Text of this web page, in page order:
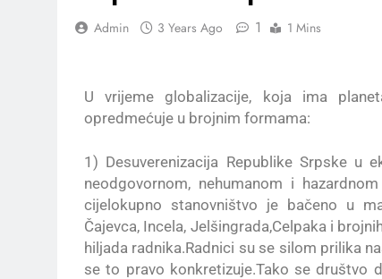
Admin 3 Years Ago 1 1 Mins
U vrijeme globalizacije, koja ima
opredmećuje u brojnim formama:
1) Desuverenizacija Republike Srpske u
neodgovornom, nehumanom i
cijelokupno stanovništvo je bačeno u
Čajevca, Incela, Jelšingrada,Celpaka i
hiljada radnika.Radnici su se silom prilika
se to pravo konkretizuje.Tako se društvo